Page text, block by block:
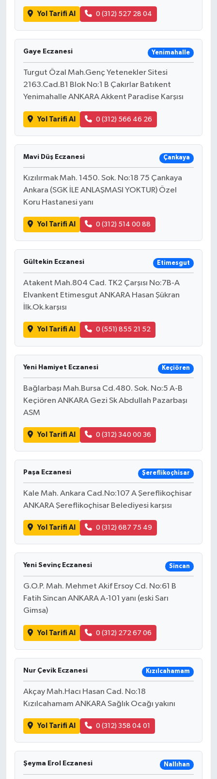
Yol Tarifi Al 0 (312) 527 28 04
Gaye Eczanesi Yenimahalle
Turgut Özal Mah.Genç Yetenekler Sitesi
2163.Cad.B1 Blok No:1 B Çakırlar Batıkent
Yenimahalle ANKARA Akkent Paradise Karşısı
Yol Tarifi Al 0 (312) 566 46 26
Mavi Düş Eczanesi Çankaya
Kızılırmak Mah. 1450. Sok. No:18 75 Çankaya
Ankara (SGK İLE ANLAŞMASI YOKTUR) Özel
Koru Hastanesi yanı
Yol Tarifi Al 0 (312) 514 00 88
Gültekin Eczanesi Etimesgut
Atakent Mah.804 Cad. TK2 Çarşısı No:7B-A
Elvankent Etimesgut ANKARA Hasan Şükran
İlk.Ok.karşısı
Yol Tarifi Al 0 (551) 855 21 52
Yeni Hamiyet Eczanesi Keçiören
Bağlarbaşı Mah.Bursa Cd.480. Sok. No:5 A-B
Keçiören ANKARA Gezi Sk Abdullah Pazarbaşı
ASM
Yol Tarifi Al 0 (312) 340 00 36
Paşa Eczanesi Şereflikoçhisar
Kale Mah. Ankara Cad.No:107 A Şereflikoçhisar
ANKARA Şereflikoçhisar Belediyesi karşısı
Yol Tarifi Al 0 (312) 687 75 49
Yeni Sevinç Eczanesi Sincan
G.O.P. Mah. Mehmet Akif Ersoy Cd. No:61 B
Fatih Sincan ANKARA A-101 yanı (eski Sarı
Gimsa)
Yol Tarifi Al 0 (312) 272 67 06
Nur Çevik Eczanesi Kızılcahamam
Akçay Mah.Hacı Hasan Cad. No:18
Kızılcahamam ANKARA Sağlık Ocağı yakını
Yol Tarifi Al 0 (312) 358 04 01
Şeyma Erol Eczanesi Nallıhan